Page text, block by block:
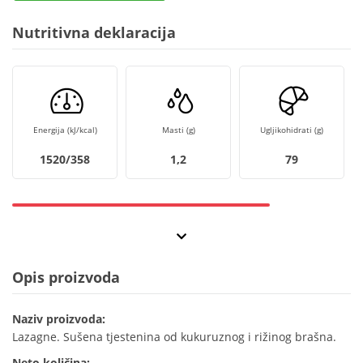
Nutritivna deklaracija
Energija (kJ/kcal)
1520/358
Masti (g)
1,2
Ugljikohidrati (g)
79
Opis proizvoda
Naziv proizvoda:
Lazagne. Sušena tjestenina od kukuruznog i rižinog brašna.